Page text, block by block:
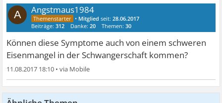
A Angstmaus1984
• Mitglied seit:28.06.2017
Beiträge:312 Danke:20 Themen:30
Können diese Symptome auch von einem schweren
Eisenmangel in der Schwangerschaft kommen?
11.08.2017 18:10 •